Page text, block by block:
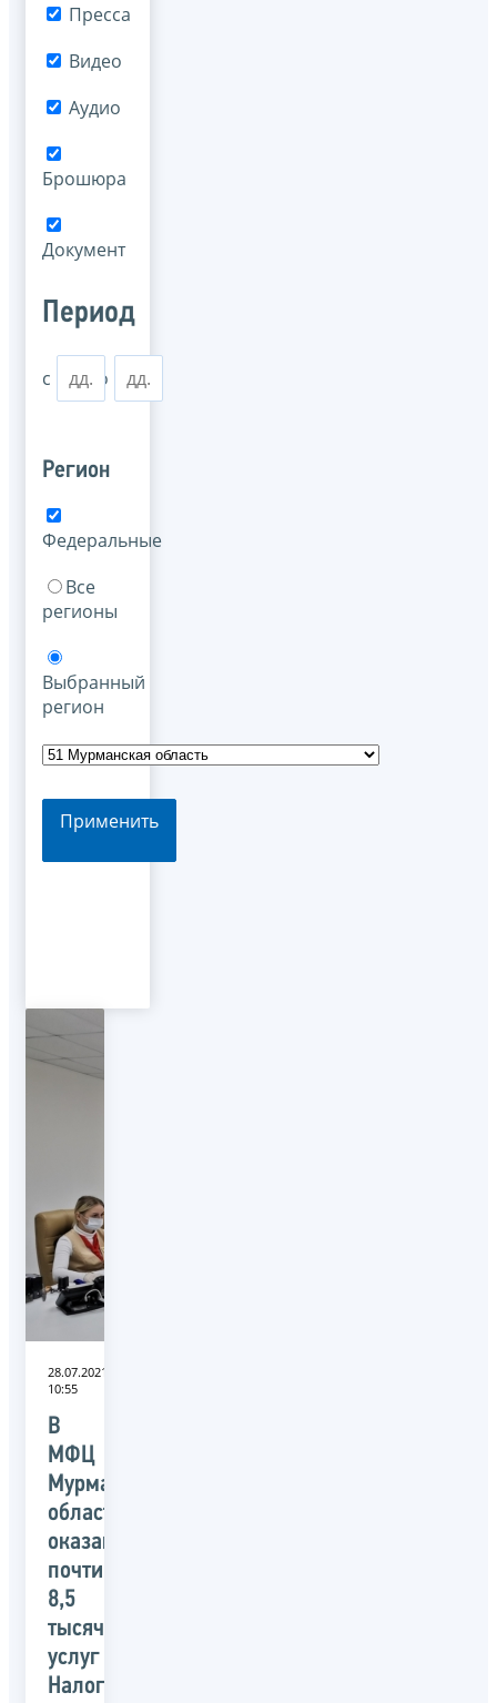
Пресса
Видео
Аудио
Брошюра
Документ
Период
с по
Регион
Федеральные
Все
регионы
Выбранный
регион
Применить
28.07.2021
10:55
В
МФЦ
Мурманской
области
оказано
почти
8,5
тысяч
услуг
Налоговой